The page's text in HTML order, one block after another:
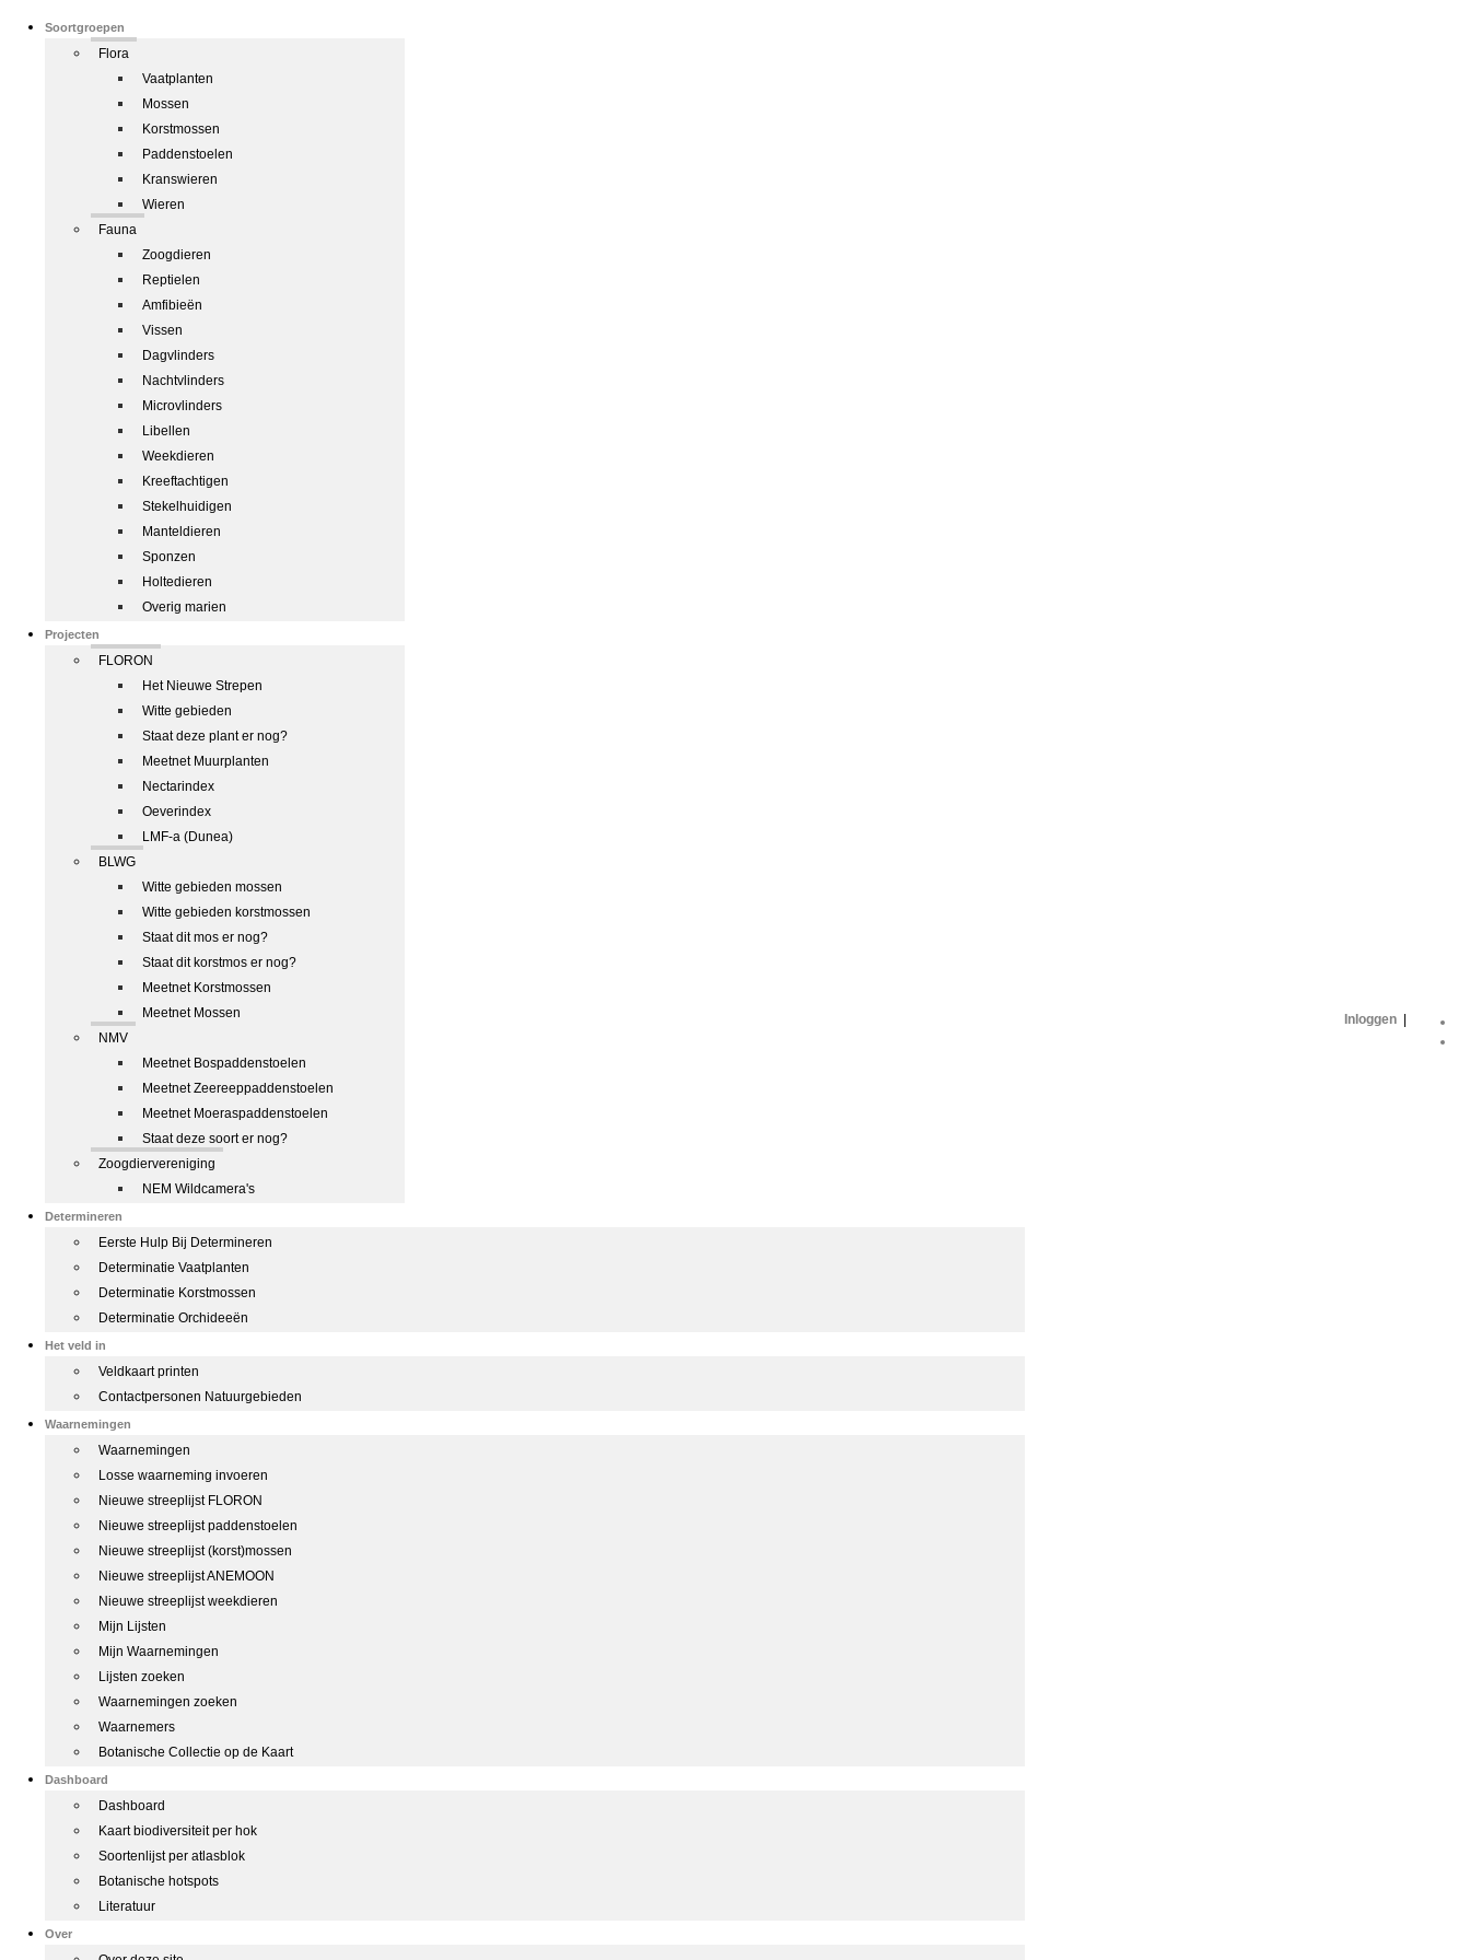
Soortgroepen
Flora
Vaatplanten
Mossen
Korstmossen
Paddenstoelen
Kranswieren
Wieren
Fauna
Zoogdieren
Reptielen
Amfibieën
Vissen
Dagvlinders
Nachtvlinders
Microvlinders
Libellen
Weekdieren
Kreeftachtigen
Stekelhuidigen
Manteldieren
Sponzen
Holtedieren
Overig marien
Projecten
FLORON
Het Nieuwe Strepen
Witte gebieden
Staat deze plant er nog?
Meetnet Muurplanten
Nectarindex
Oeverindex
LMF-a (Dunea)
BLWG
Witte gebieden mossen
Witte gebieden korstmossen
Staat dit mos er nog?
Staat dit korstmos er nog?
Meetnet Korstmossen
Meetnet Mossen
NMV
Meetnet Bospaddenstoelen
Meetnet Zeereeppaddenstoelen
Meetnet Moeraspaddenstoelen
Staat deze soort er nog?
Zoogdiervereniging
NEM Wildcamera's
Determineren
Eerste Hulp Bij Determineren
Determinatie Vaatplanten
Determinatie Korstmossen
Determinatie Orchideeën
Het veld in
Veldkaart printen
Contactpersonen Natuurgebieden
Waarnemingen
Waarnemingen
Losse waarneming invoeren
Nieuwe streeplijst FLORON
Nieuwe streeplijst paddenstoelen
Nieuwe streeplijst (korst)mossen
Nieuwe streeplijst ANEMOON
Nieuwe streeplijst weekdieren
Mijn Lijsten
Mijn Waarnemingen
Lijsten zoeken
Waarnemingen zoeken
Waarnemers
Botanische Collectie op de Kaart
Dashboard
Dashboard
Kaart biodiversiteit per hok
Soortenlijst per atlasblok
Botanische hotspots
Literatuur
Over
Inloggen